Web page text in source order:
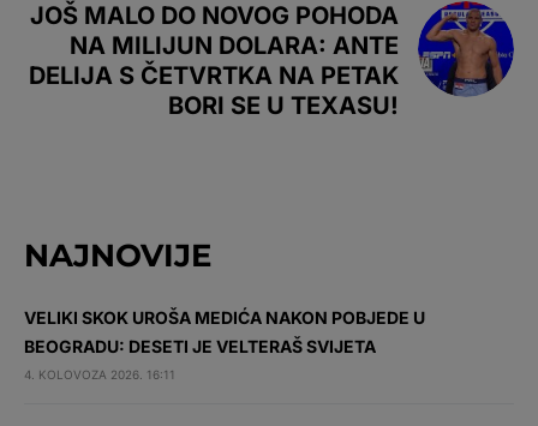
JOŠ MALO DO NOVOG POHODA
NA MILIJUN DOLARA: ANTE
DELIJA S ČETVRTKA NA PETAK
BORI SE U TEXASU!
NAJNOVIJE
VELIKI SKOK UROŠA MEDIĆA NAKON POBJEDE U
BEOGRADU: DESETI JE VELTERAŠ SVIJETA
4. KOLOVOZA 2026. 16:11